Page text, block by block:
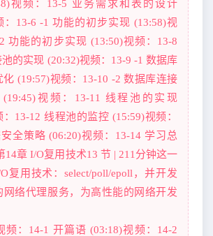
视频：13-5 业务需求和表的设计
：13-6 -1 功能的初步实现 (13:58)视
功能的初步实现 (13:50)视频：13-8
的实现 (20:32)视频：13-9 -1 数据库
化 (19:57)视频：13-10 -2 数据库连接
视频：13-11 线程池的实现
：13-12 线程池的监控 (15:59)视频：
全策略 (06:20)视频：13-14 学习总
14章 I/O复用技术13 节 | 211分钟这一
复用技术：select/poll/epoll，并开发
网络代理服务，为高性能的网络开发
频：14-1 开篇语 (03:18)视频：14-2